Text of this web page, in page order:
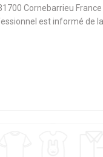
Cornebarrieu
est informé